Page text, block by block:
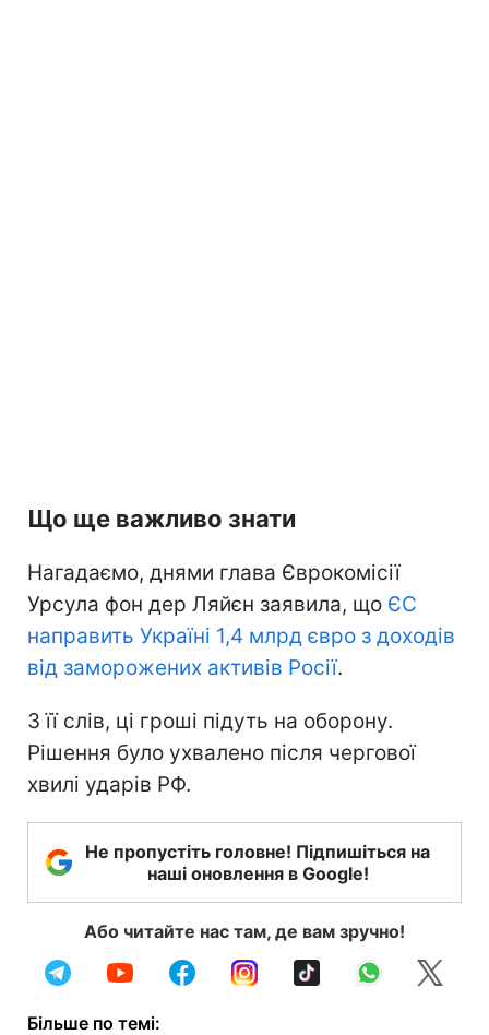
Що ще важливо знати
Нагадаємо, днями глава Єврокомісії
Урсула фон дер Ляйєн заявила, що ЄС
направить Україні 1,4 млрд євро з доходів
від заморожених активів Росії.
З її слів, ці гроші підуть на оборону.
Рішення було ухвалено після чергової
хвилі ударів РФ.
Не пропустіть головне! Підпишіться на
наші оновлення в Google!
Або читайте нас там, де вам зручно!
Більше по темі: